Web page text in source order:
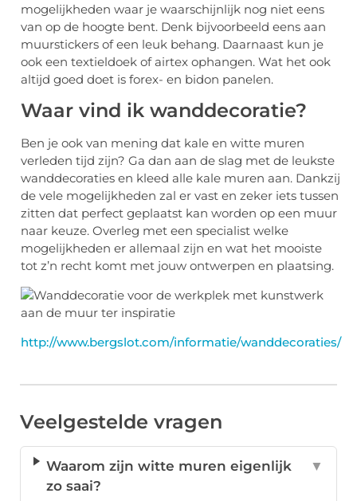
mogelijkheden waar je waarschijnlijk nog niet eens
van op de hoogte bent. Denk bijvoorbeeld eens aan
muurstickers of een leuk behang. Daarnaast kun je
ook een textieldoek of airtex ophangen. Wat het ook
altijd goed doet is forex- en bidon panelen.
Waar vind ik wanddecoratie?
Ben je ook van mening dat kale en witte muren
verleden tijd zijn? Ga dan aan de slag met de leukste
wanddecoraties en kleed alle kale muren aan. Dankzij
de vele mogelijkheden zal er vast en zeker iets tussen
zitten dat perfect geplaatst kan worden op een muur
naar keuze. Overleg met een specialist welke
mogelijkheden er allemaal zijn en wat het mooiste
tot z’n recht komt met jouw ontwerpen en plaatsing.
http://www.bergslot.com/informatie/wanddecoraties/
Veelgestelde vragen
Waarom zijn witte muren eigenlijk
zo saai?
▼